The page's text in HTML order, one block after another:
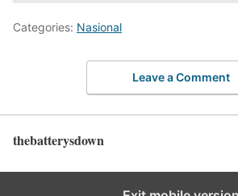
Categories: Nasional
Leave a Comment
thebatterysdown